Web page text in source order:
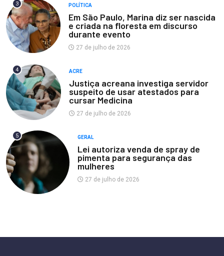
3 POLÍTICA
Em São Paulo, Marina diz ser nascida
e criada na floresta em discurso
durante evento
27 de julho de 2026
4 ACRE
Justiça acreana investiga servidor
suspeito de usar atestados para
cursar Medicina
27 de julho de 2026
5 GERAL
Lei autoriza venda de spray de
pimenta para segurança das
mulheres
27 de julho de 2026